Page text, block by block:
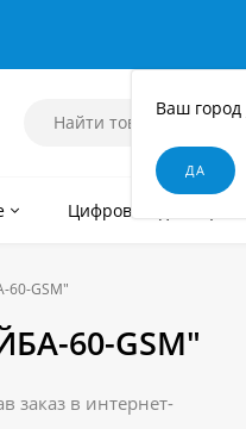
Ваш город
Цифровые диктофоны
60-GSM"
60-GSM"
заказ в интернет-